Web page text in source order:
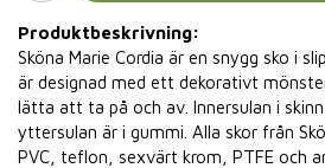
Produktbeskrivning:
Sköna Marie Cordia är en snygg sko i
är designad med ett dekorativt
lätta att ta på och av. Innersulan i
yttersulan är i gummi. Alla skor från
PVC, teflon, sexvärt krom, PTFE och